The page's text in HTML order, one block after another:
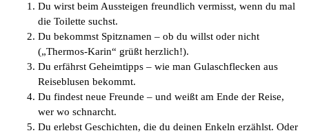
Du wirst beim Aussteigen freundlich vermisst, wenn du mal
die Toilette suchst.
Du bekommst Spitznamen – ob du willst oder nicht
(„Thermos-Karin“ grüßt herzlich!).
Du erfährst Geheimtipps – wie man Gulaschflecken aus
Reiseblusen bekommt.
Du findest neue Freunde – und weißt am Ende der Reise,
wer wo schnarcht.
Du erlebst Geschichten, die du deinen Enkeln erzählst. Oder